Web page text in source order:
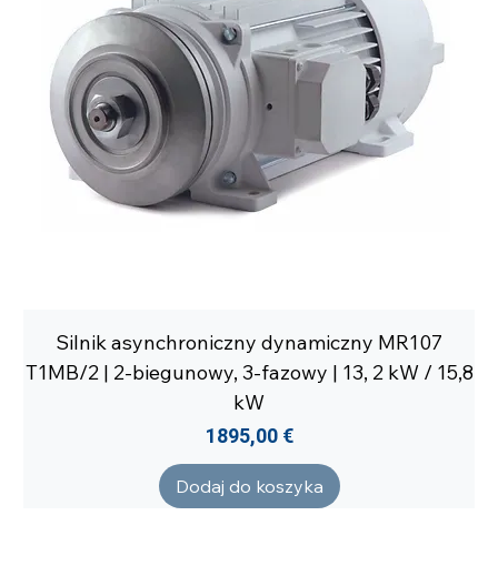
Silnik asynchroniczny dynamiczny MR107
T1MB/2 | 2-biegunowy, 3-fazowy | 13, 2 kW / 15,8
kW
Cena
1895,00 €
Dodaj do koszyka